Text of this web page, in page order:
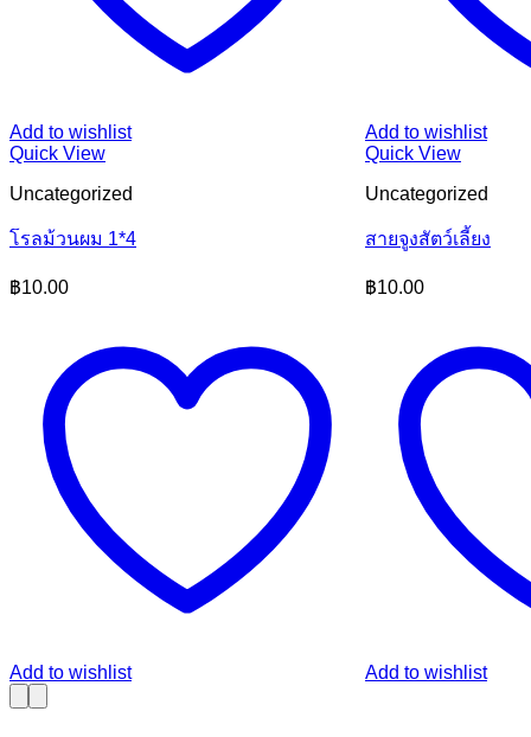
Add to wishlist
Quick View
Uncategorized
โรลม้วนผม 1*4
฿10.00
Add to wishlist
Add to wishlist
Quick View
Uncategorized
สายจูงสัตว์เลี้ยง
฿10.00
Add to wishlist